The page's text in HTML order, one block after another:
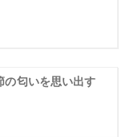
の匂いを思い出す